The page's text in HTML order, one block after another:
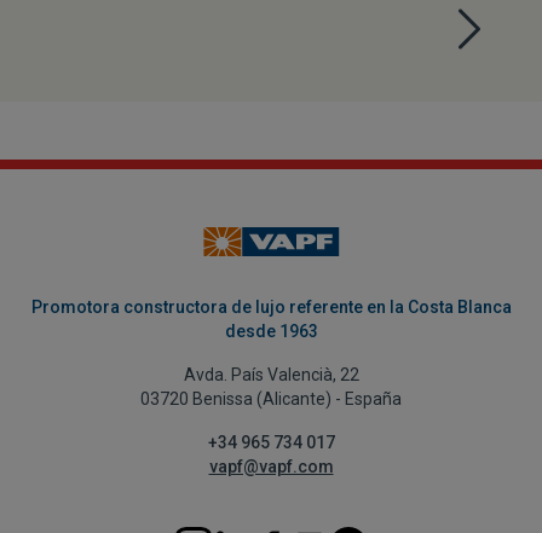
Promotora constructora de lujo referente en la Costa Blanca
desde 1963
Avda. País Valencià, 22
03720 Benissa (Alicante) - España
+34 965 734 017
vapf@vapf.com